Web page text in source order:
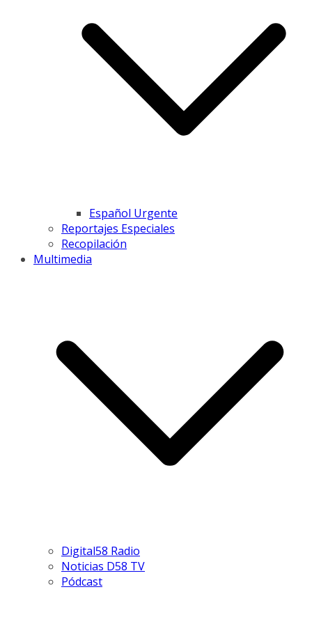
Español Urgente
Reportajes Especiales
Recopilación
Multimedia
Digital58 Radio
Noticias D58 TV
Pódcast